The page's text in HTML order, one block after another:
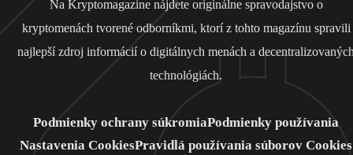
Na Kryptomagazine nájdete originálne spravodajstvo o
kryptomenách tvorené odborníkmi, ktorí z tohto magazínu spravili
najlepší zdroj informácií o digitálnych menách a
technológiách.
Podmienky ochrany súkromiaPodmienky používania
Nastavenia CookiesPravidlá používania súborov Cookies